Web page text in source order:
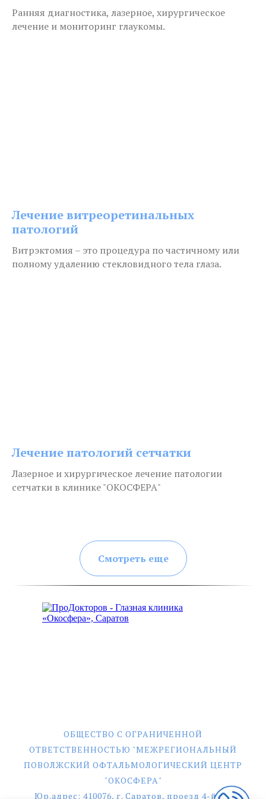
Ранняя диагностика, лазерное, хирургическое
лечение и мониторинг глаукомы.
Лечение витреоретинальных
патологий
Витрэктомия – это процедура по частичному или
полному удалению стекловидного тела глаза.
Лечение патологий сетчатки
Лазерное и хирургическое лечение патологии
сетчатки в клинике "ОКОСФЕРА"
Смотреть еще
ОБЩЕСТВО С ОГРАНИЧЕННОЙ
ОТВЕТСТВЕННОСТЬЮ "МЕЖРЕГИОНАЛЬНЫЙ
ПОВОЛЖСКИЙ ОФТАЛЬМОЛОГИЧЕСКИЙ ЦЕНТР
"ОКОСФЕРА"
Юр.адрес: 410076, г. Саратов, проезд 4-й им